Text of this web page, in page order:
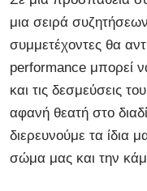
μια σειρά
συμμετέχοντες θα
performance μπορεί να
και τις δεσμεύσεις
αφανή θεατή στο
διερευνούμε τα ίδια
σώμα μας και την